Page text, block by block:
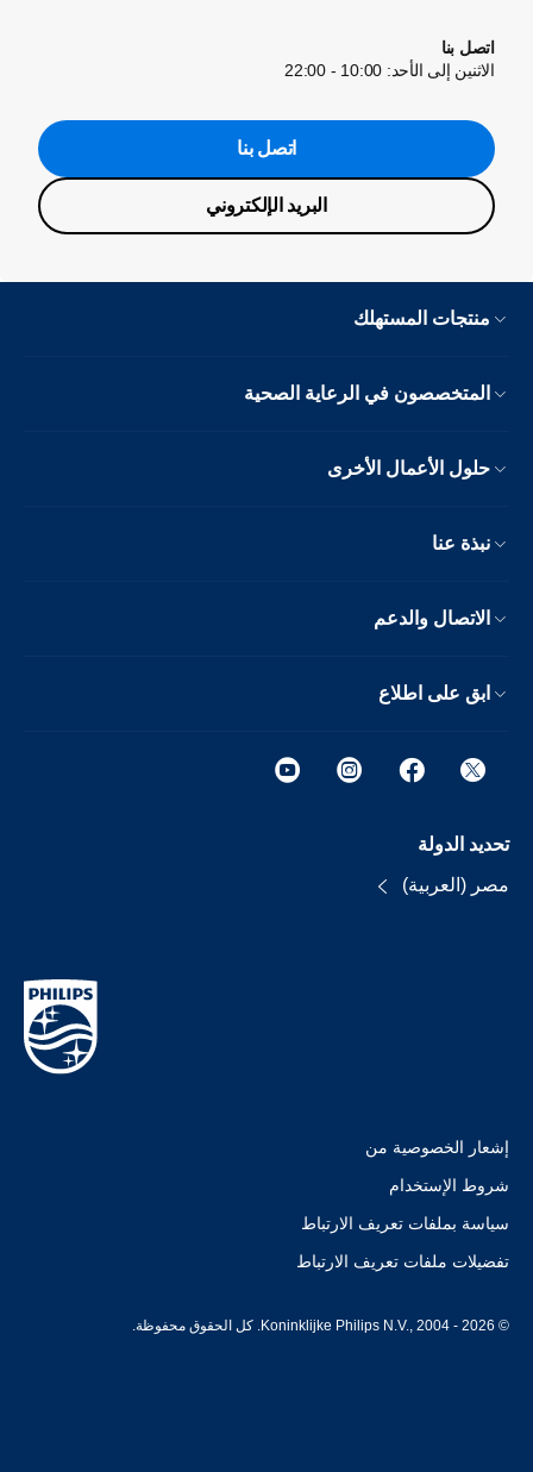
اتصل بنا
الاثنين إلى الأحد: 10:00 - 22:00
اتصل بنا
البريد الإلكتروني
منتجات المستهلك
المتخصصون في الرعاية الصحية
حلول الأعمال الأخرى
نبذة عنا
الاتصال والدعم
ابق على اطلاع
تحديد الدولة
مصر (العربية)
إشعار الخصوصية من
شروط الإستخدام
سياسة بملفات تعريف الارتباط
تفضيلات ملفات تعريف الارتباط
© Koninklijke Philips N.V., 2004 - 2026. كل الحقوق محفوظة.